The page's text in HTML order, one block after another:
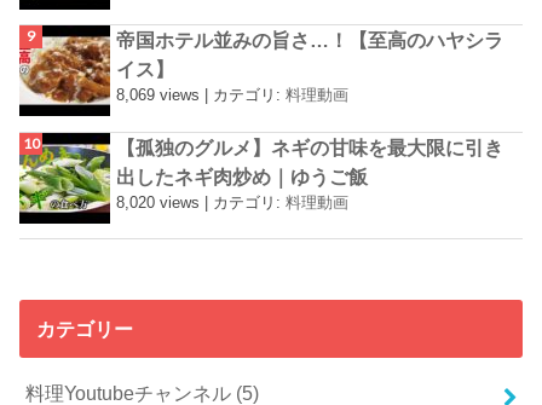
帝国ホテル並みの旨さ…！【至高のハヤシラ
イス】
8,069 views カテゴリ:料理動画
【孤独のグルメ】ネギの甘味を最大限に引き
出したネギ肉炒め｜ゆうご飯
8,020 views カテゴリ:料理動画
カテゴリー
料理Youtubeチャンネル (5)